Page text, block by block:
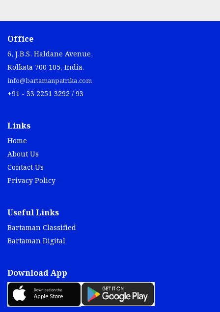
Office
6, J.B.S. Haldane Avenue,
Kolkata 700 105, India.
info@bartamanpatrika.com
+91 - 33 2251 3292 / 93
Links
Home
About Us
Contact Us
Privacy Policy
Useful Links
Bartaman Classified
Bartaman Digital
Download App